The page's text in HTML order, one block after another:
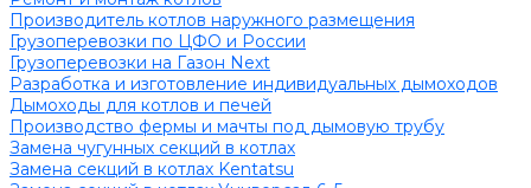
Производитель котлов наружного размещения
Грузоперевозки по ЦФО и России
Грузоперевозки на Газон Next
Разработка и изготовление индивидуальных дымоходов
Дымоходы для котлов и печей
Производство фермы и мачты под дымовую трубу
Замена чугунных секций в котлах
Замена секций в котлах Kentatsu